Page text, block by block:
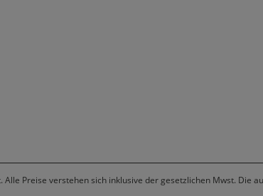
Alle Preise verstehen sich inklusive der gesetzlichen Mwst. Die